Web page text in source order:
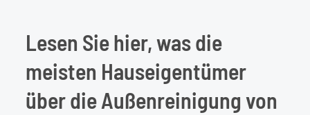
Lesen Sie hier, was die
meisten Hauseigentümer
über die Außenreinigung von